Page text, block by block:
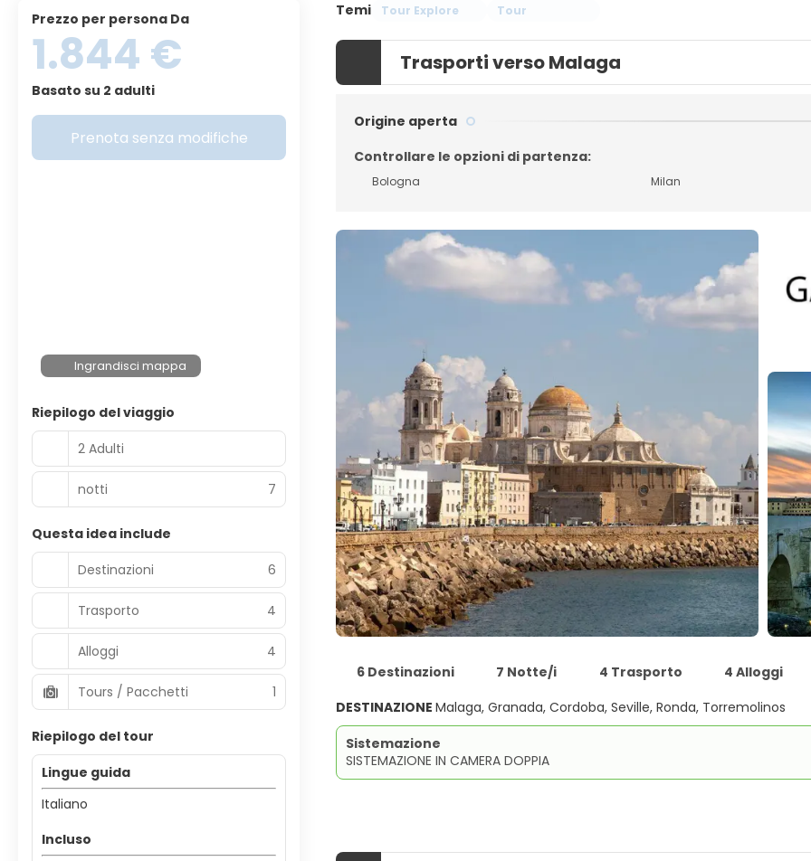
Temi Tour Explore Tour
Trasporti verso Malaga
Origine aperta
Controllare le opzioni di partenza:
Bologna Milan
6 Destinazioni 7 Notte/i 4 Trasporto
4 Alloggi
DESTINAZIONE Malaga, Granada, Cordoba, Seville, Ronda, Torremolinos
Sistemazione
SISTEMAZIONE IN CAMERA DOPPIA
Prezzo per persona Da
1.844 €
Basato su 2 adulti
Prenota senza modifiche
Ingrandisci mappa
Riepilogo del viaggio
2 Adulti
notti 7
Questa idea include
Destinazioni
6
Trasporto 4
Alloggi 4
Tours / Pacchetti 1
Riepilogo del tour
Lingue guida
Italiano
Incluso